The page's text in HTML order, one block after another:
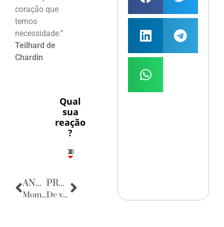
coração que
temos
necessidade.”
Teilhard de
Chardin
Qual
sua
reação
?
3
1
1
2
10
ANTERIOR
Momento de Reflexão
PRÓXIMA
De volta para o passado